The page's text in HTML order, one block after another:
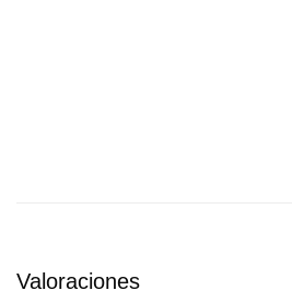
Valoraciones